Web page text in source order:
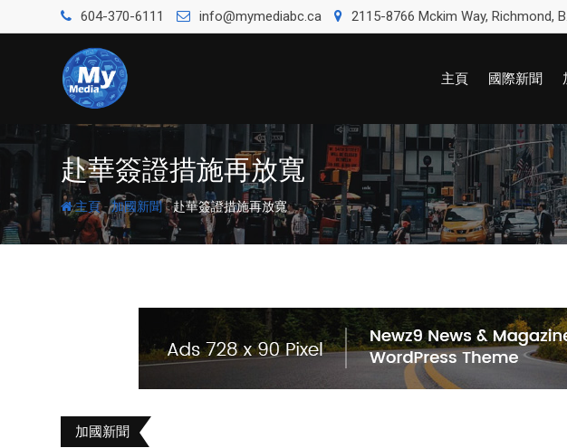
604-370-6111 info@mymediabc.ca 2115-8766 Mckim Way, Richmond,
主頁 國際新聞
赴華簽證措施再放寬
主頁-加國新聞-赴華簽證措施再放寬
加國新聞